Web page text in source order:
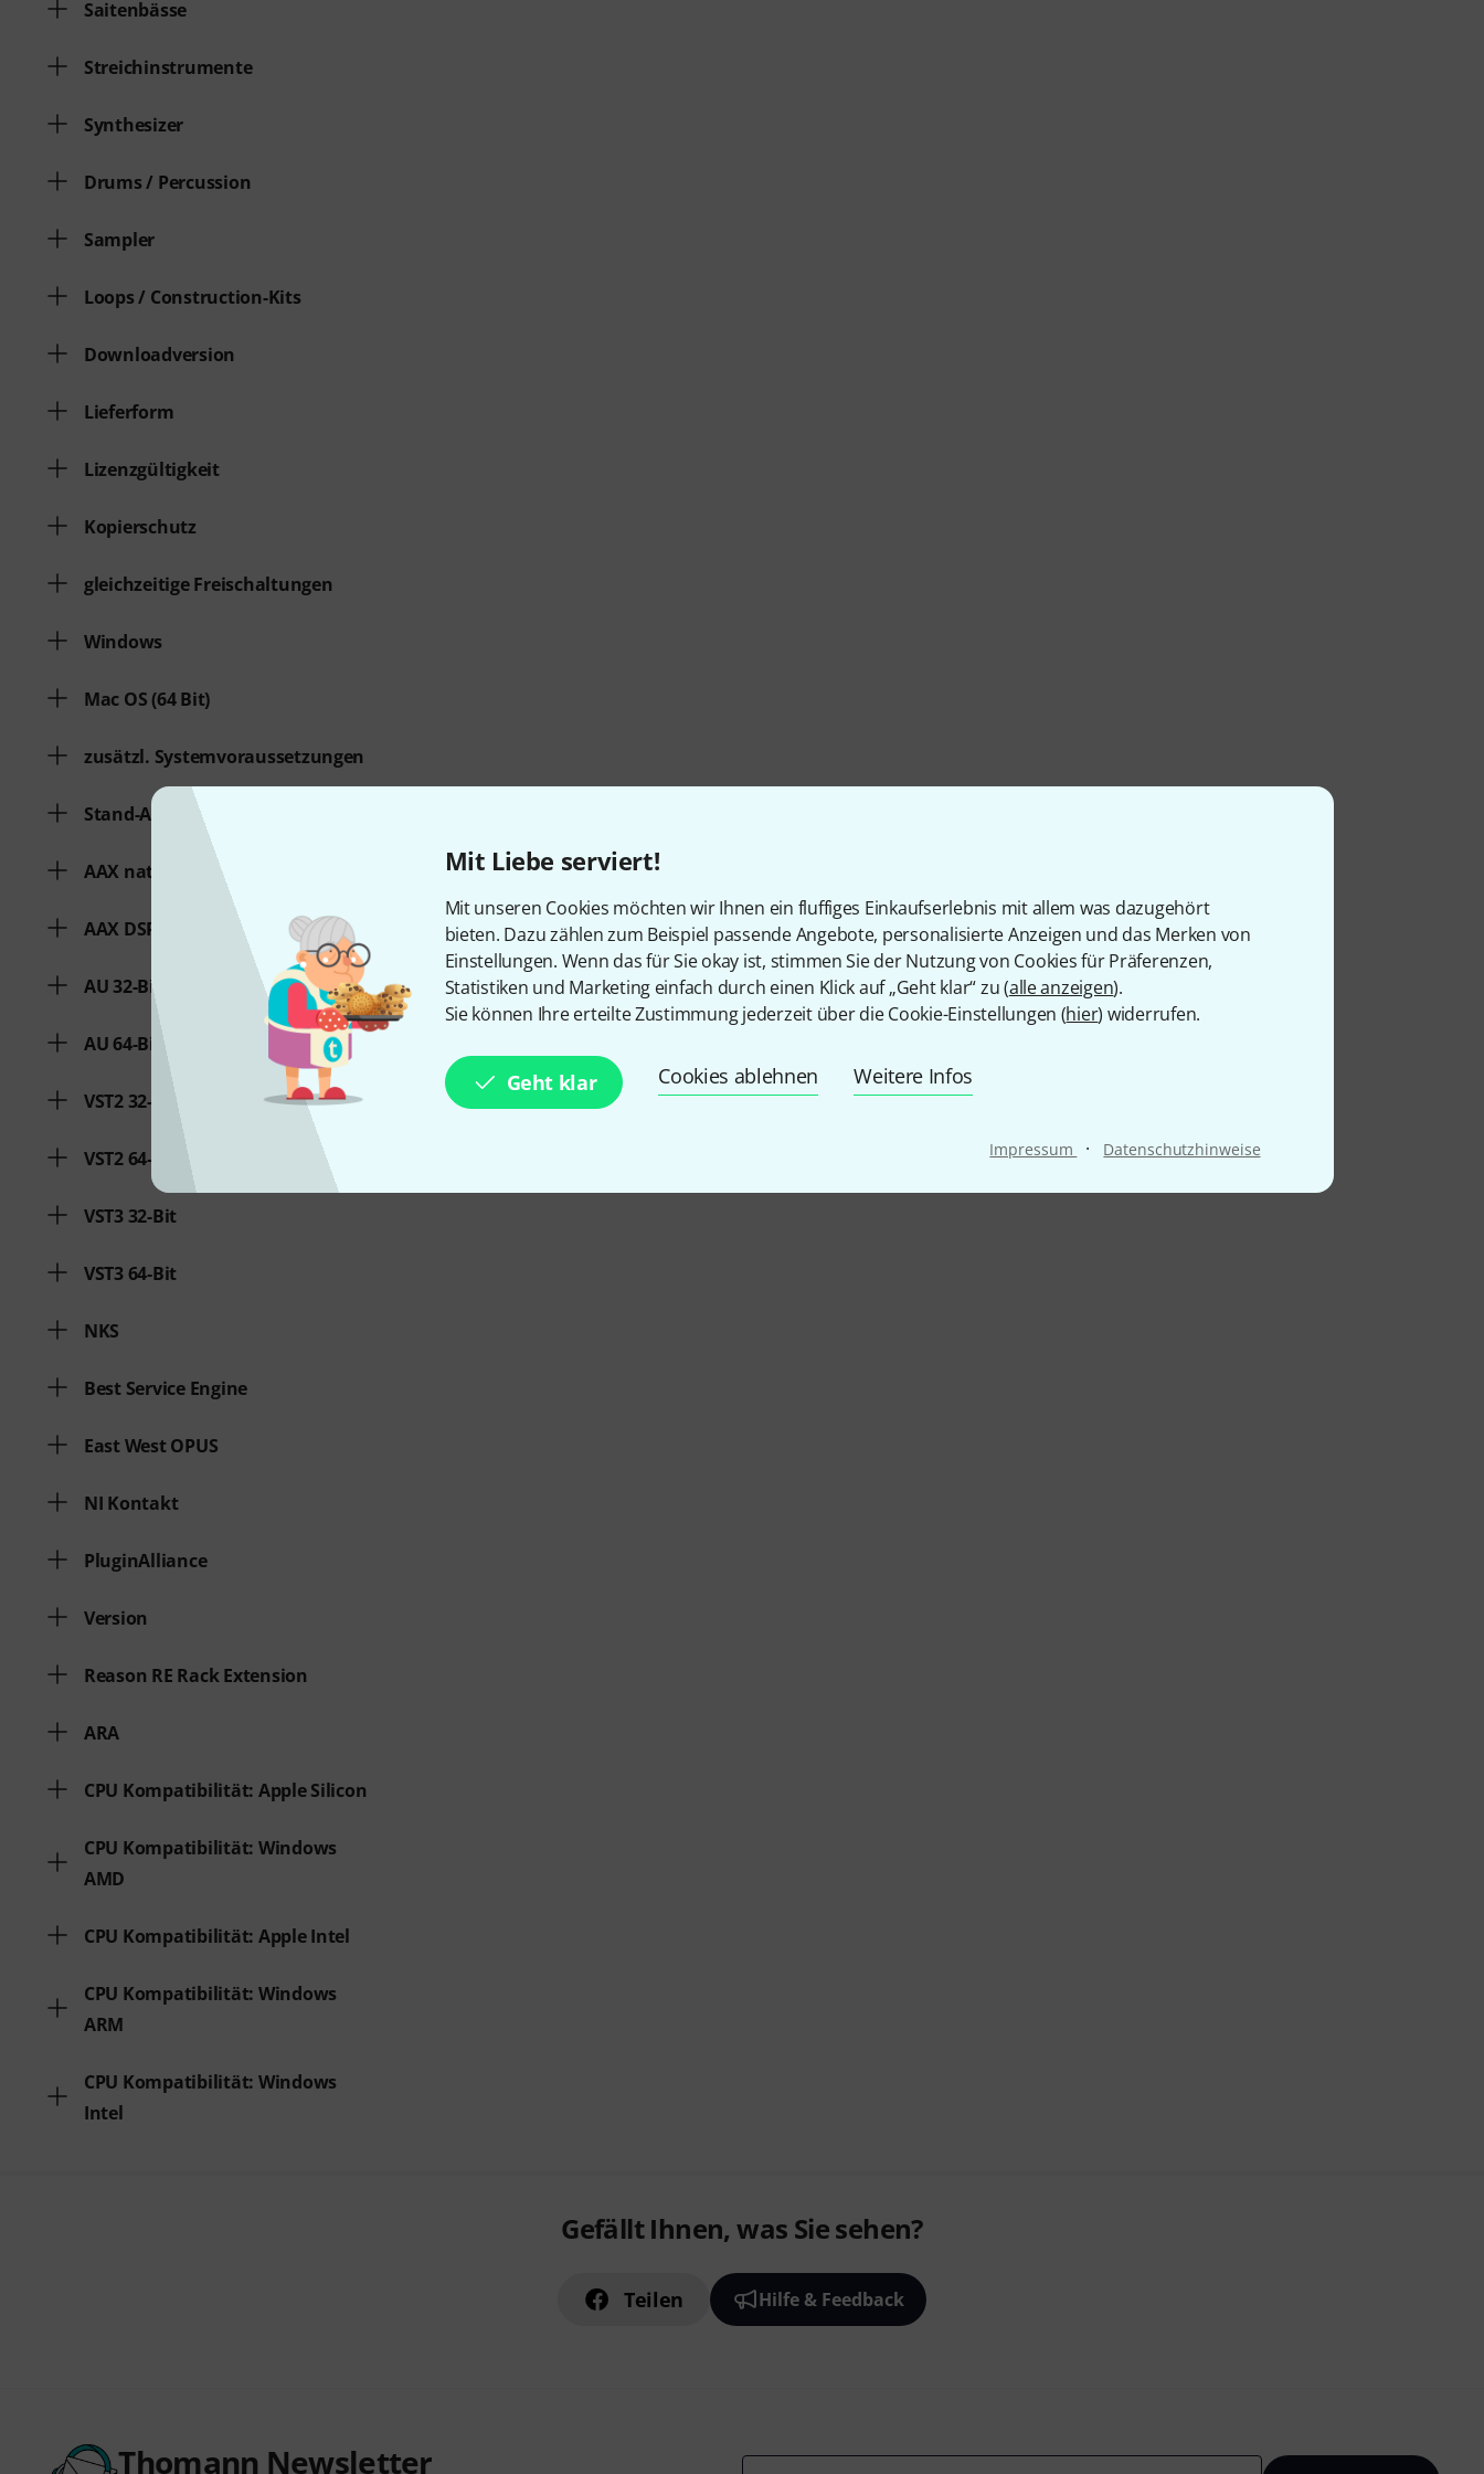
Mit Liebe serviert!
Mit unseren Cookies möchten wir Ihnen ein fluffiges Einkaufserlebnis mit allem was dazugehört
bieten. Dazu zählen zum Beispiel passende Angebote, personalisierte Anzeigen und das Merken von
Einstellungen. Wenn das für Sie okay ist, stimmen Sie der Nutzung von Cookies für Präferenzen,
Statistiken und Marketing einfach durch einen Klick auf „Geht klar“ zu (alle anzeigen).
Sie können Ihre erteilte Zustimmung jederzeit über die Cookie-Einstellungen (hier) widerrufen.
Geht klar Cookies ablehnen Weitere Infos
Impressum · Datenschutzhinweise
Saitenbässe
Streichinstrumente
Synthesizer
Drums / Percussion
Sampler
Loops / Construction-Kits
Downloadversion
Lieferform
Lizenzgültigkeit
Kopierschutz
gleichzeitige Freischaltungen
Windows
Mac OS (64 Bit)
zusätzl. Systemvoraussetzungen
Stand-Alone-Software
AAX native 64-Bit
AAX DSP 64-Bit
AU 32-Bit
AU 64-Bit
VST2 32-Bit
VST2 64-Bit
VST3 32-Bit
VST3 64-Bit
NKS
Best Service Engine
East West OPUS
NI Kontakt
PluginAlliance
Version
Reason RE Rack Extension
ARA
CPU Kompatibilität: Apple Silicon
CPU Kompatibilität: Windows
AMD
CPU Kompatibilität: Apple Intel
CPU Kompatibilität: Windows
ARM
CPU Kompatibilität: Windows
Intel
Gefällt Ihnen, was Sie sehen?
Teilen Hilfe & Feedback
Thomann Newsletter